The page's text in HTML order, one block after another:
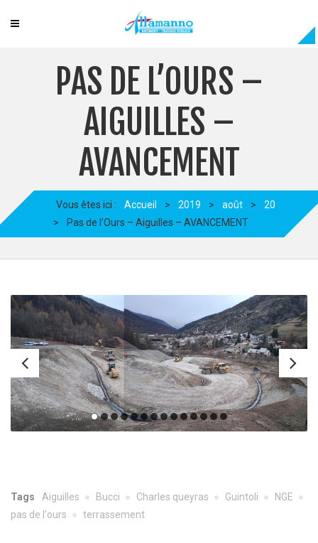
PAS DE L’OURS –
AIGUILLES –
AVANCEMENT
Vous êtes ici : Accueil > 2019 > août >
20
>
Pas de l’Ours – Aiguilles – AVANCEMENT
Tags Aiguilles Bucci Charles queyras Guintoli
NGE
pas de l'ours
terrassement